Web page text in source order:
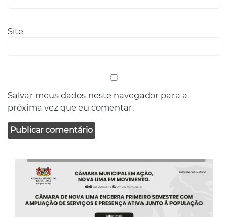
Site
Salvar meus dados neste navegador para a
próxima vez que eu comentar.